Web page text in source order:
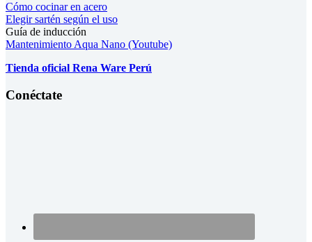
Cómo cocinar en acero
Elegir sartén según el uso
Guía de inducción
Mantenimiento Aqua Nano (Youtube)
Tienda oficial Rena Ware Perú
Conéctate